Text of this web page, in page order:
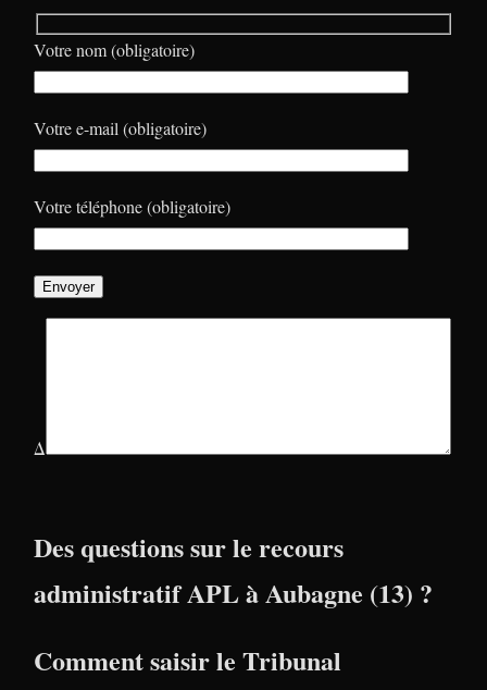
Votre nom (obligatoire)
Votre e-mail (obligatoire)
Votre téléphone (obligatoire)
Δ
Des questions sur le recours
administratif APL à Aubagne (13) ?
Comment saisir le Tribunal